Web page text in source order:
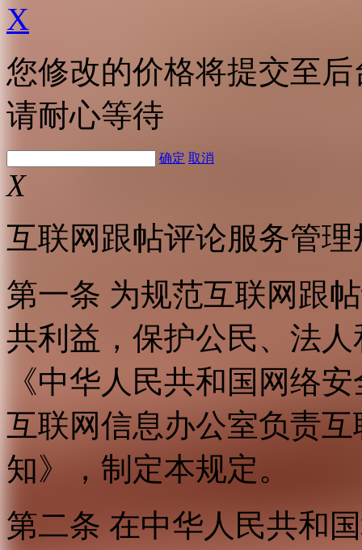
X
您修改的价格将提交至
请耐心等待
确定 取消
X
互联网跟帖评论服务管理
第一条 为规范互联网跟
共利益，保护公民、法
《中华人民共和国网络
互联网信息办公室负责
知》，制定本规定。
第二条 在中华人民共和